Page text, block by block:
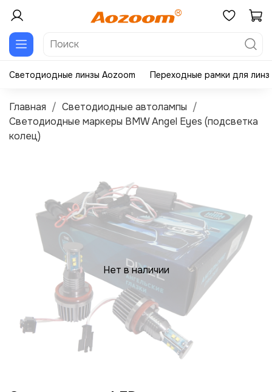
Светодиодные линзы Aozoom Переходные рамки для линз
Главная
Светодиодные автолампы
Светодиодные маркеры BMW Angel Eyes (подсветка
колец)
Нет в наличии